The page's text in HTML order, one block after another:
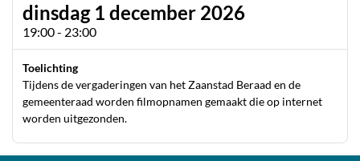
dinsdag 1 december 2026
19:00 - 23:00
Toelichting
Tijdens de vergaderingen van het Zaanstad Beraad en de
gemeenteraad worden filmopnamen gemaakt die op internet
worden uitgezonden.